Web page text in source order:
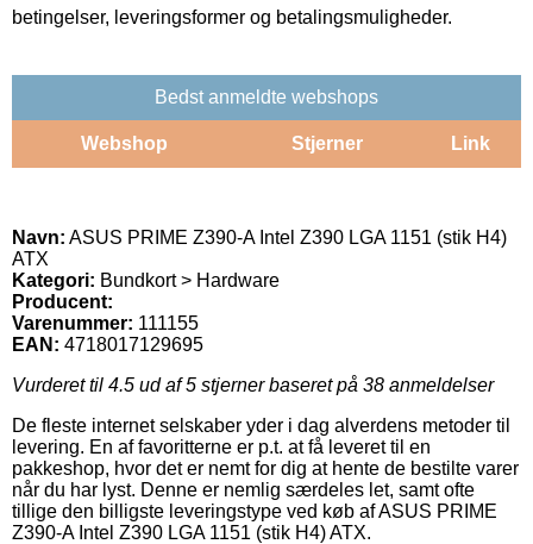
betingelser, leveringsformer og betalingsmuligheder.
Bedst anmeldte webshops
Webshop Stjerner Link
Navn: ASUS PRIME Z390-A Intel Z390 LGA 1151 (stik H4)
ATX
Kategori: Bundkort > Hardware
Producent:
Varenummer: 111155
EAN: 4718017129695
Vurderet til 4.5 ud af 5 stjerner baseret på 38 anmeldelser
De fleste internet selskaber yder i dag alverdens metoder til
levering. En af favoritterne er p.t. at få leveret til en
pakkeshop, hvor det er nemt for dig at hente de bestilte varer
når du har lyst. Denne er nemlig særdeles let, samt ofte
tillige den billigste leveringstype ved køb af ASUS PRIME
Z390-A Intel Z390 LGA 1151 (stik H4) ATX.